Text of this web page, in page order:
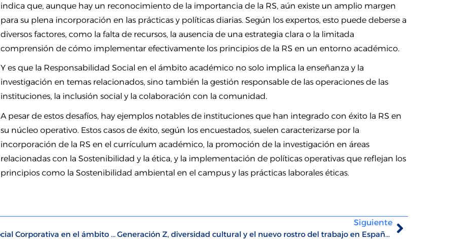
indica que, aunque hay un reconocimiento de la importancia de la RS, aún existe un amplio margen
para su plena incorporación en las prácticas y políticas diarias. Según los expertos, esto puede deberse a
diversos factores, como la falta de recursos, la ausencia de una estrategia clara o la limitada
comprensión de cómo implementar efectivamente los principios de la RS en un entorno académico.
Y es que la Responsabilidad Social en el ámbito académico no solo implica la enseñanza y la
investigación en temas relacionados, sino también la gestión responsable de las operaciones de las
instituciones, la inclusión social y la colaboración con la comunidad.
A pesar de estos desafíos, hay ejemplos notables de instituciones que han integrado con éxito la RS en
su núcleo operativo. Estos casos de éxito, según los encuestados, suelen caracterizarse por la
incorporación de la RS en el currículum académico, la promoción de la investigación en áreas
relacionadas con la Sostenibilidad y la ética, y la implementación de políticas operativas que reflejan los
principios como la Sostenibilidad ambiental en el campus y las prácticas laborales éticas.
La metamorfosis de la Responsabilidad Social Corporativa en el ámbito laboral: de la filantropía a la gestión estratégica
Siguiente
Generación Z, diversidad cultural y el nuevo rostro del trabajo en España (2025) Blog de opinión